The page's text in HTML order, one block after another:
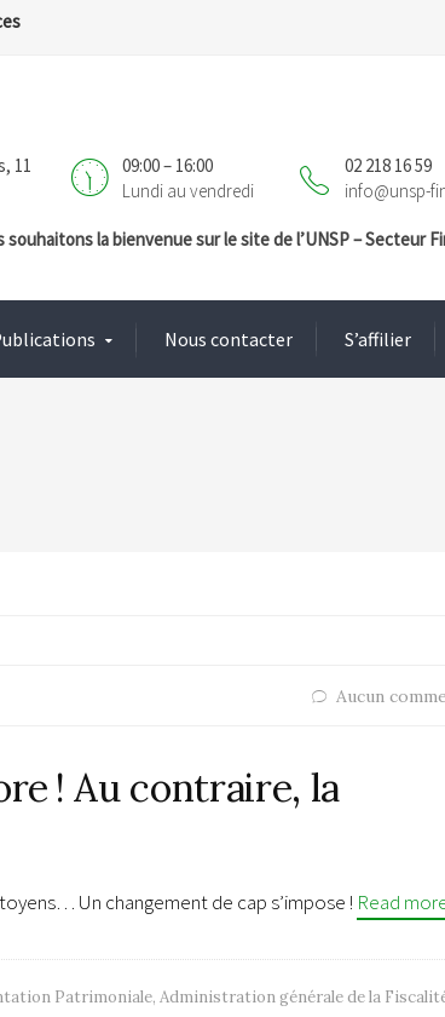
02 218 16 59
info@unsp-
09:00 – 16:00
Lundi au vendredi
11
souhaitons la bienvenue sur le site de l’UNSP – Secteur
Nous contacter S’affilier
Aucun
! Au contraire, la
Un changement de cap s’impose ! Read
Patrimoniale, Administration générale de la